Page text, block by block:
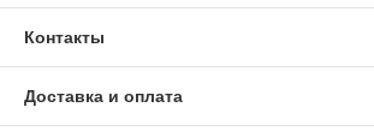
Контакты
Доставка и оплата